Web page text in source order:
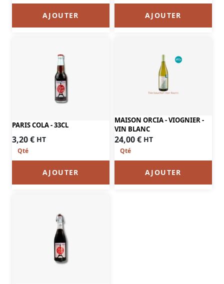
AJOUTER AJOUTER
PARIS COLA - 33CL
3,20€ HT
AJOUTER
MAISON ORCIA - VIOGNIER -
VIN BLANC
24,00€ HT
AJOUTER